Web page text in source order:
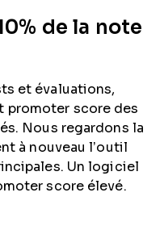
de la note
et évaluations,
promoter score des
Nous regardons la
à nouveau l’outil
Un logiciel
score élevé.